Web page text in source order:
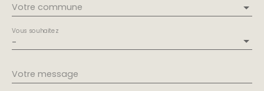
Votre commune
-
Vous souhaitez
Votre message